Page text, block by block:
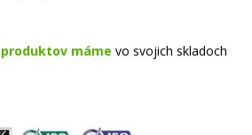
produktov máme vo svojich skladoch